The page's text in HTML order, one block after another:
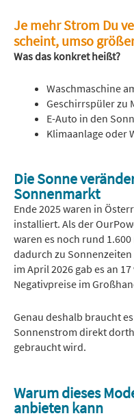
Je mehr Strom Du
scheint, umso
Was das konkret heißt?
Waschmaschine
Geschirrspüler zu
E-Auto in den
Klimaanlage oder
Die Sonne
Sonnenmarkt
Ende 2025 waren in
installiert. Als der
waren es noch rund
dadurch zu
im April 2026 gab es an
Negativpreise im
Genau deshalb braucht
Sonnenstrom direkt
gebraucht wird.
Warum dieses
anbieten kann